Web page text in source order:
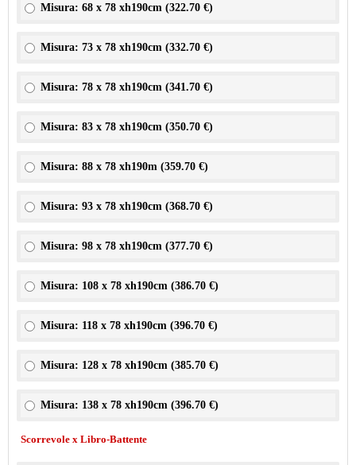
Misura: 68 x 78 xh190cm (322.70 €)
Misura: 73 x 78 xh190cm (332.70 €)
Misura: 78 x 78 xh190cm (341.70 €)
Misura: 83 x 78 xh190cm (350.70 €)
Misura: 88 x 78 xh190m (359.70 €)
Misura: 93 x 78 xh190cm (368.70 €)
Misura: 98 x 78 xh190cm (377.70 €)
Misura: 108 x 78 xh190cm (386.70 €)
Misura: 118 x 78 xh190cm (396.70 €)
Misura: 128 x 78 xh190cm (385.70 €)
Misura: 138 x 78 xh190cm (396.70 €)
Scorrevole x Libro-Battente